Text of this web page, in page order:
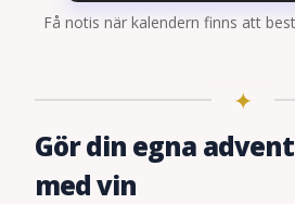
Få notis när kalendern finns att
Gör din egna
med vin